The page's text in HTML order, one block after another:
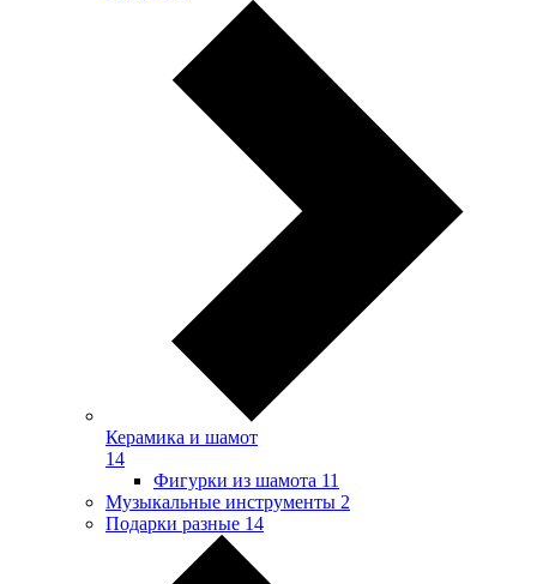
Керамика и шамот
14
Фигурки из шамота 11
Музыкальные инструменты 2
Подарки разные 14